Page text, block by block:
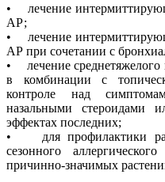
• лечение
АР;
• лечение
АР при сочетании с
• лечение
в комбинации с
контроле над
назальными стероидами
эффектах последних;
• для профилактики
сезонного
причинно-значимых